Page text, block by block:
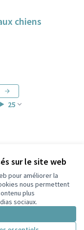
sur le site web
pour améliorer la
nous permettent
plus
sociaux.
chiens
25